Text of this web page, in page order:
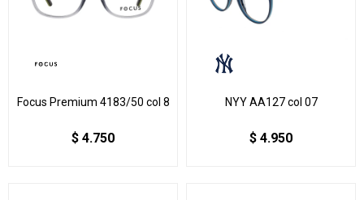
Focus Premium 4183/50 col 8
$ 4.750
NYY AA127 col 07
$ 4.950